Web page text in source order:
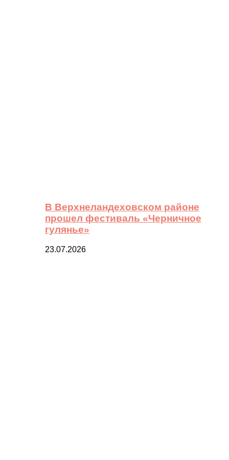
В Верхнеландеховском районе
прошел фестиваль «Черничное
гулянье»
23.07.2026